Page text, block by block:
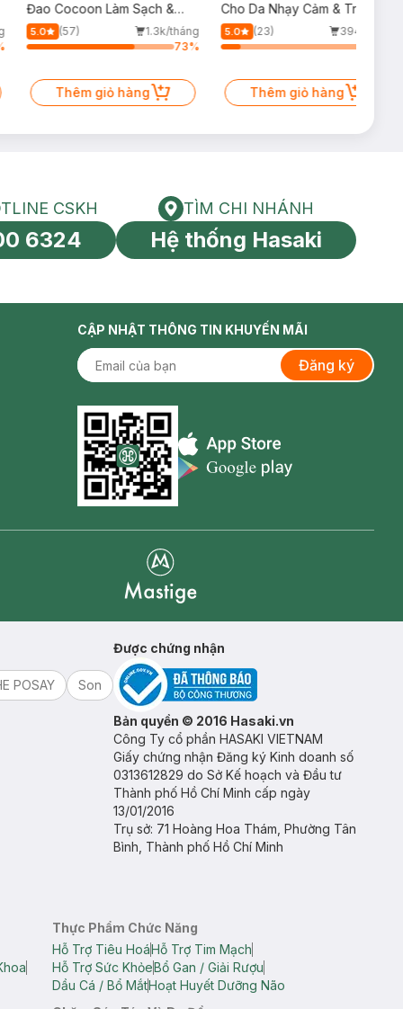
Đao Cocoon Làm Sạch &
Giảm Dầu 500ml
5.0 (57)
1.3k/tháng
73%
Thêm giỏ hàng
Cho Da Nhạy Cảm & Trẻ Em
60ml (Mới)
5.0 (23)
394/tháng
Thêm giỏ hàng
toàn cầu
HOTLINE CSKH
CSKH
6324
Tìm chi nhánh
TÌM CHI NHÁNH
Hệ thống Hasaki
CẬP NHẬT THÔNG TIN KHUYẾN MÃI
Đăng ký
Appstore icon
POSAY
Son
Được chứng nhận
Bản quyền © 2016 Hasaki.vn
Công Ty cổ phần HASAKI VIETNAM
Giấy chứng nhận Đăng ký Kinh doanh số
0313612829 do Sở Kế hoạch và Đầu tư
Thành phố Hồ Chí Minh cấp ngày
13/01/2016
Trụ sở: 71 Hoàng Hoa Thám, Phường Tân
Bình, Thành phố Hồ Chí Minh
Thực Phẩm Chức Năng
Hỗ Trợ Tiêu HoáHỗ Trợ Tim Mạch
Hỗ Trợ Sức KhỏeBổ Gan / Giải Rượu
Dầu Cá / Bổ MắtHoạt Huyết Dưỡng Não